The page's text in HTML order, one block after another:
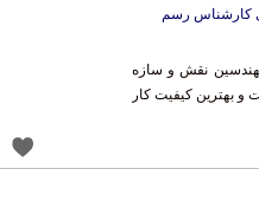
کارشناس رسم
نقش و سازه
و بهترین کیفیت کار